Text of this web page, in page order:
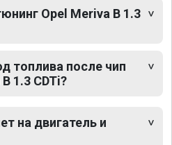
Opel Meriva B 1.3
топлива после чип
1.3 CDTi?
на двигатель и